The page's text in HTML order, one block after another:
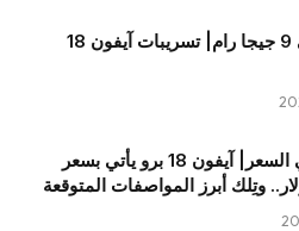
من 8 إلى 9 جيجا رام| تسريبات آيفون 18
ارتفاع في السعر| آيفون 18 برو يأتي بسعر